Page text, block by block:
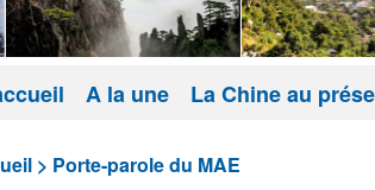
A la une La Chine au
> Porte-parole du MAE